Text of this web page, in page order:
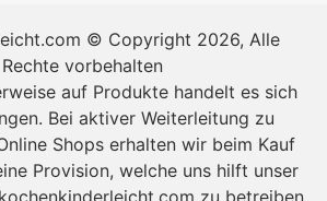
Torte ohne backen
[Bildinhalt mit KI erstellt]
Die Kunst der Herstellung
Torte ohne zu Backen
© Copyright 2026, Alle
Rechte vorbehalten
auf Produkte handelt es sich
Bei aktiver Weiterleitung zu
Shops erhalten wir beim Kauf
Provision, welche uns hilft unser
zu betreiben